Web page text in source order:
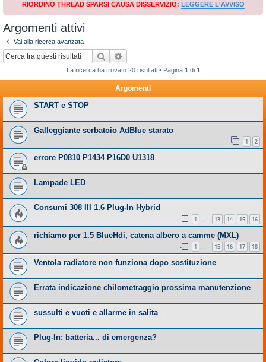
RIORDINO THREAD SPARSI CAUSA DISSERVIZIO: LEGGERE L'AVVISO
Argomenti attivi
Vai alla ricerca avanzata
Cerca
La ricerca ha trovato 20 risultati • Pagina 1 di 1
Argomenti
START e STOP
Galleggiante serbatoio AdBlue starato
1 2
errore P0810 P1434 P16D0 U1318
Lampade LED
Consumi 308 III 1.6 Plug-In Hybrid
1 … 13 14 15 16
richiamo per 1.5 BlueHdi, catena albero a camme (MXL)
1 15 16 17 18
Ventola radiatore non funziona dopo sostituzione
Errata indicazione chilometraggio prossima manutenzione
sussulti e vuoti e allarme in salita
Plug-In: batteria... di emergenza?